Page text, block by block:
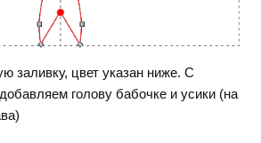
заливку, цвет указан ниже. С
голову бабочке и усики (на